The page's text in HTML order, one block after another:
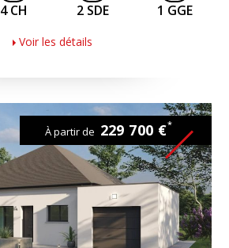
4 CH 2 SDE 1 GGE
Voir les détails
À partir de 229 700 €*